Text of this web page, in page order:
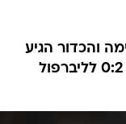
והכדור הגיע
לדיאס, שבעט לרשת העליונה וקבע 0:2 לליברפול